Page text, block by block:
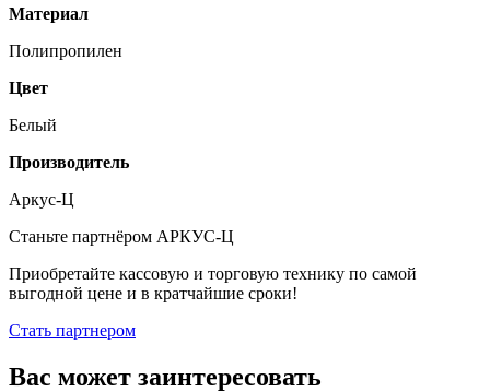
Материал
Полипропилен
Цвет
Белый
Производитель
Аркус-Ц
Станьте партнёром АРКУС-Ц
Приобретайте кассовую и торговую технику по самой
выгодной цене и в кратчайшие сроки!
Стать партнером
Вас может заинтересовать